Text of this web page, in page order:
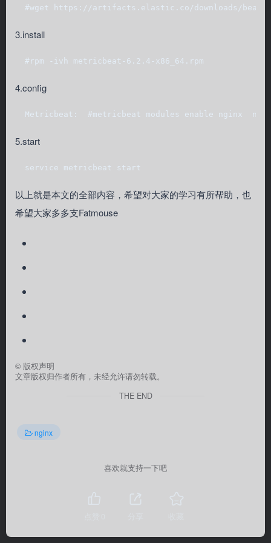
#wget https://artifacts.elastic.co/downloads/
3.install
  #rpm -ivh metricbeat-6.2.4-x86_64.rpm
4.config
Metricbeat:  #metricbeat modules enable nginx
5.start
  service metricbeat start
以上就是本文的全部内容，希望对大家的学习有所帮助，也
希望大家多多支Fatmouse
© 版权声明
文章版权归作者所有，未经允许请勿转载。
THE END
nginx
喜欢就支持一下吧